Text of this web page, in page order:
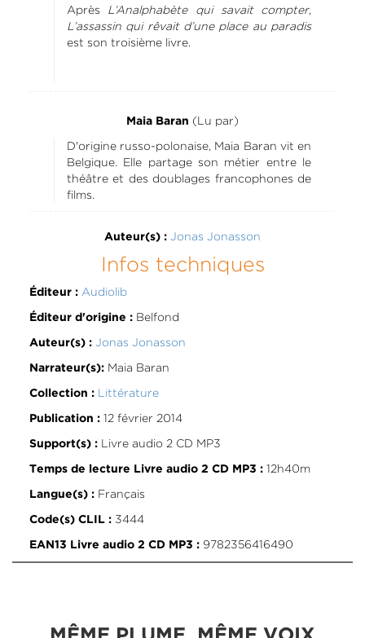
Après L’Analphabète qui savait compter,
L’assassin qui rêvait d’une place au paradis
est son troisième livre.
Maia Baran (Lu par)
D'origine russo-polonaise, Maia Baran vit en
Belgique. Elle partage son métier entre le
théâtre et des doublages francophones de
films.
Auteur(s) : Jonas Jonasson
Infos techniques
Éditeur : Audiolib
Éditeur d'origine :Belfond
Auteur(s) : Jonas Jonasson
Narrateur(s):Maia Baran
Collection : Littérature
Publication :12 février 2014
Support(s) :Livre audio 2 CD MP3
Temps de lecture Livre audio 2 CD MP3 :12h40m
Langue(s) :Français
Code(s) CLIL :3444
EAN13 Livre audio 2 CD MP3 :9782356416490